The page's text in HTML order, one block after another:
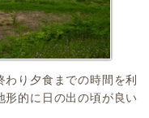
り夕食までの時間を利
形的に日の出の頃が良い